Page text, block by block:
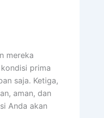
mereka
prima
saja. Ketiga,
aman, dan
Anda akan